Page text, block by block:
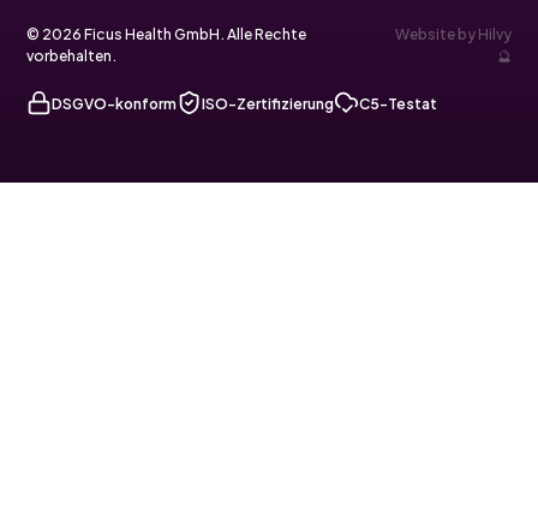
© 2026 Ficus Health GmbH. Alle Rechte
vorbehalten.
Website by Hilvy
🔮
DSGVO-konform ISO-Zertifizierung C5-Testat